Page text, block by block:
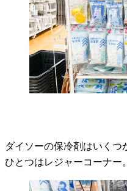
ダイソーの保冷剤はいくつ
ひとつはレジャーコーナー。